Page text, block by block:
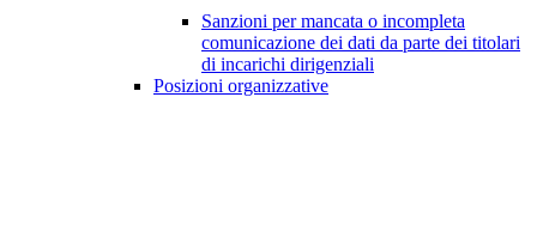
Sanzioni per mancata o incompleta
comunicazione dei dati da parte dei titolari
di incarichi dirigenziali
Posizioni organizzative